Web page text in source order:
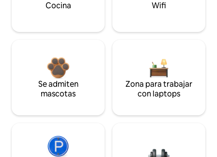
Cocina Wifi
Se admiten
mascotas
Zona para trabajar
con laptops